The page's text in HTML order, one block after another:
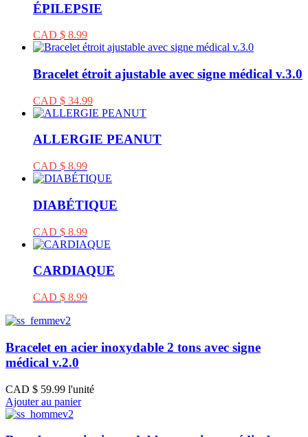
ÉPILEPSIE
CAD $ 8.99
Bracelet étroit ajustable avec signe médical v.3.0
CAD $ 34.99
ALLERGIE PEANUT
CAD $ 8.99
DIABÉTIQUE
CAD $ 8.99
CARDIAQUE
CAD $ 8.99
Bracelet en acier inoxydable 2 tons avec signe
médical v.2.0
CAD $ 59.99 l'unité
Ajouter au panier